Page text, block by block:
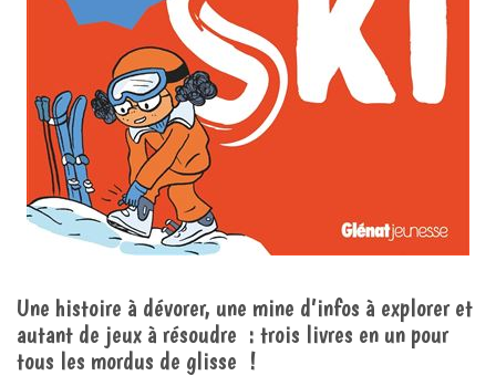
Une histoire à dévorer, une mine d’infos à explorer et
autant de jeux à résoudre : trois livres en un pour
tous les mordus de glisse !